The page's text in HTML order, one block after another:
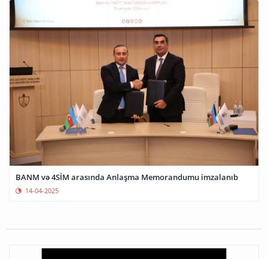
BANM və 4SİM arasında Anlaşma Memorandumu imzalanıb
14-04-2025